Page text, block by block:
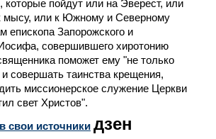
которые пойдут или на Эверест, или
мысу, или к Южному и Северному
епископа Запорожского и
совершившего хиротонию
поможет ему "не только
совершать таинства крещения,
миссионерское служение Церкви
свет Христов".
в свои источники дзен